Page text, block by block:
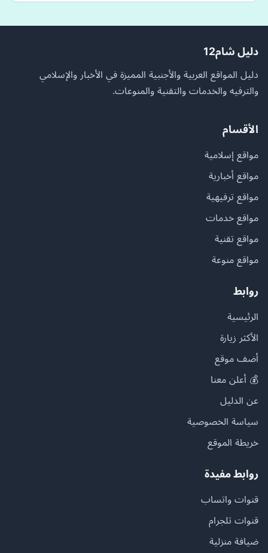
دليل شام12
دليل المواقع العربية والأجنبية المميزة في الأخبار والإسلامي
والترفيه والخدمات والتقنية والمنوعات.
الأقسام
مواقع إسلامية
مواقع أخبارية
مواقع ترفيهية
مواقع خدمات
مواقع تقنية
مواقع منوعة
روابط
الرئيسية
الأكثر زيارة
أضف موقع
💰 أعلن معنا
عن الدليل
سياسة الخصوصية
خريطة الموقع
روابط مفيدة
قنوات واتساب
قنوات تلجرام
ضيافة منزلية